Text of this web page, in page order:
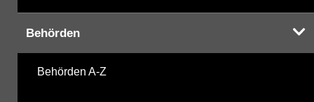
Behörden
Behörden A-Z